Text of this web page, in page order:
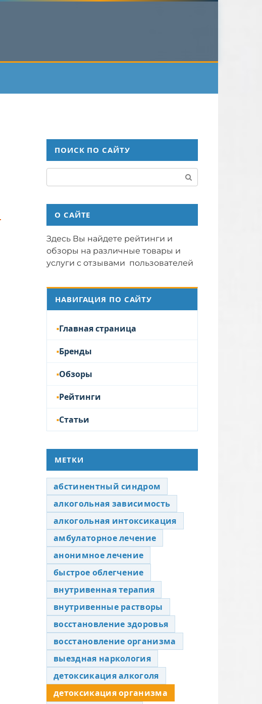
ПОИСК ПО САЙТУ
О САЙТЕ
Здесь Вы найдете рейтинги и
обзоры на различные товары и
услуги с отзывами пользователей
НАВИГАЦИЯ ПО САЙТУ
Главная страница
Бренды
Обзоры
Рейтинги
Статьи
МЕТКИ
абстинентный синдром
алкогольная зависимость
алкогольная интоксикация
амбулаторное лечение
анонимное лечение
быстрое облегчение
внутривенная терапия
внутривенные растворы
восстановление здоровья
восстановление организма
выездная наркология
детоксикация алкоголя
детоксикация организма